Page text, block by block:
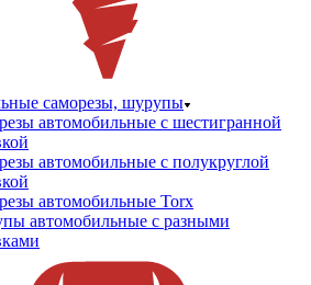
саморезы, шурупы
автомобильные с шестигранной
автомобильные с полукруглой
автомобильные Torx
автомобильные с разными